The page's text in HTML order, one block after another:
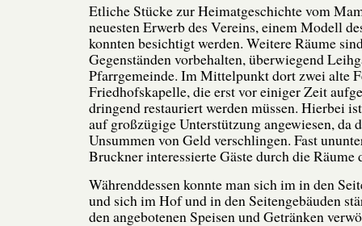
Etliche Stücke zur Heimatgeschichte vom
neuesten Erwerb des Vereins, einem Modell
konnten besichtigt werden. Weitere Räume
Gegenständen vorbehalten, überwiegend
Pfarrgemeinde. Im Mittelpunkt dort zwei alte
Friedhofskapelle, die erst vor einiger Zeit
dringend restauriert werden müssen. Hierbei
auf großzügige Unterstützung angewiesen, da
Unsummen von Geld verschlingen. Fast
Bruckner interessierte Gäste durch die Räume
Währenddessen konnte man sich im in den
und sich im Hof und in den Seitengebäuden
den angebotenen Speisen und Getränken